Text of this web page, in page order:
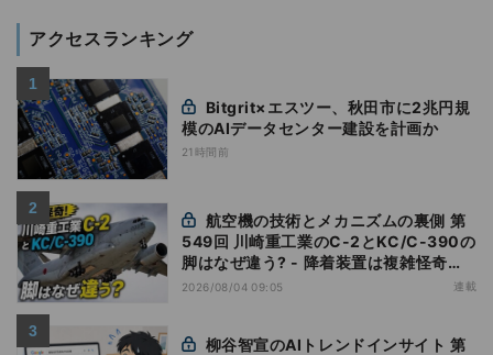
アクセスランキング
模のAIデータセンター建設を計画か
21時間前
549回 川崎重工業のC-2とKC/C-390の
脚はなぜ違う? - 降着装置は複雑怪奇
(5)|軍用輸送機(10)
2026/08/04 09:05 連載